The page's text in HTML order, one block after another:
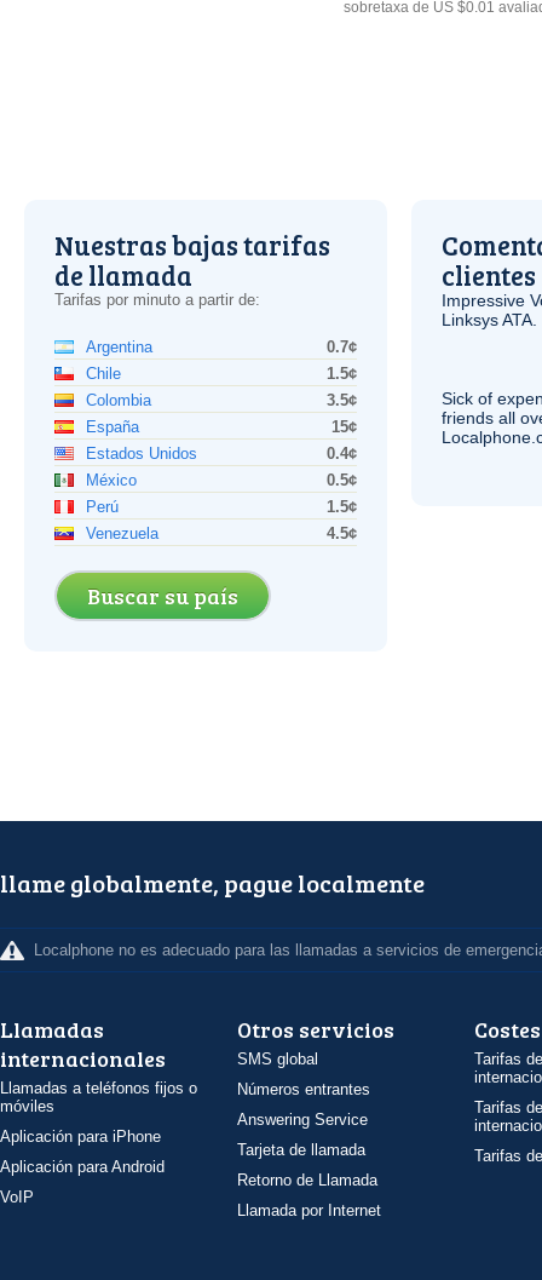
sobretaxa de US $0.01
Nuestras bajas tarifas
de llamada
Tarifas por minuto a partir de:
Argentina
0.7¢
Chile
1.5¢
Colombia
3.5¢
España
15¢
Estados Unidos
0.4¢
México
0.5¢
Perú
1.5¢
Venezuela
4.5¢
Buscar su país
clientes
Impressive
LinksysATA
Sick of
friends all
llame globalmente, pague localmente
Localphone no es adecuado para las llamadas a servicios de
Llamadas
internacionales
Llamadas a teléfonos fijos o
móviles
Aplicación para iPhone
Aplicación para Android
VoIP
Otros servicios
SMS global
Números entrantes
Answering Service
Tarjeta de llamada
Retorno de Llamada
Llamada por Internet
Costes
Tarifas
Tarifas
Tarifas